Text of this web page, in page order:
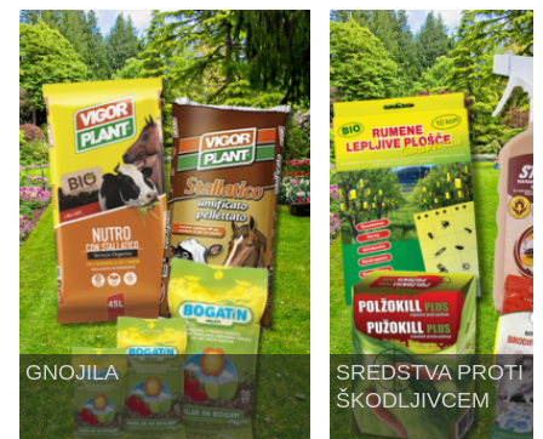
GRADNJA
ŠIROKA POTROŠNJA
ŽIVKO POMETA - OUTLET
GNOJILA
SREDSTVA PROTI
ŠKODLJIVCEM